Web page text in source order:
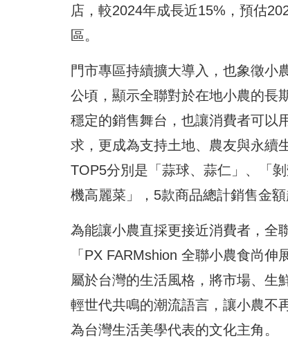
店，較2024年成長近15%，預估
區。
門市專區持續擴大導入，也象徵小
公頃，顯示全聯對於在地小農的長
穩定的銷售舞台，也讓消費者可以
求，更成為支持土地、農友與永續
TOP5分別是「蒜球、蒜仁」、「
機高麗菜」，5款商品總計銷售金額
為能讓小農直採更接近消費者，全
「PX FARMshion 全聯小農食尚
屬於台灣的生活風格，將市場、生
輕世代共鳴的潮流語言，讓小農不
為台灣生活美學代表的文化主角。